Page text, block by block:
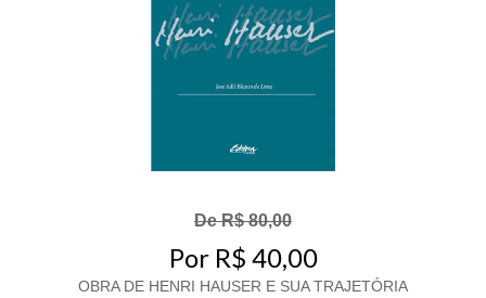
De R$ 80,00
Por R$ 40,00
OBRA DE HENRI HAUSER E SUA TRAJETÓRIA